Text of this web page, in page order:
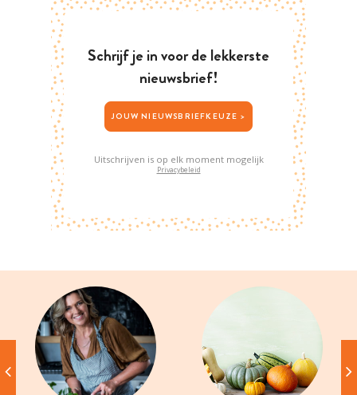
Schrijf je in voor de lekkerste
nieuwsbrief!
JOUW NIEUWSBRIEFKEUZE >
Uitschrijven is op elk moment mogelijk
Privacybeleid